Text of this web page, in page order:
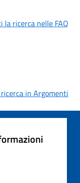
la ricerca nelle FAQ
in Argomenti